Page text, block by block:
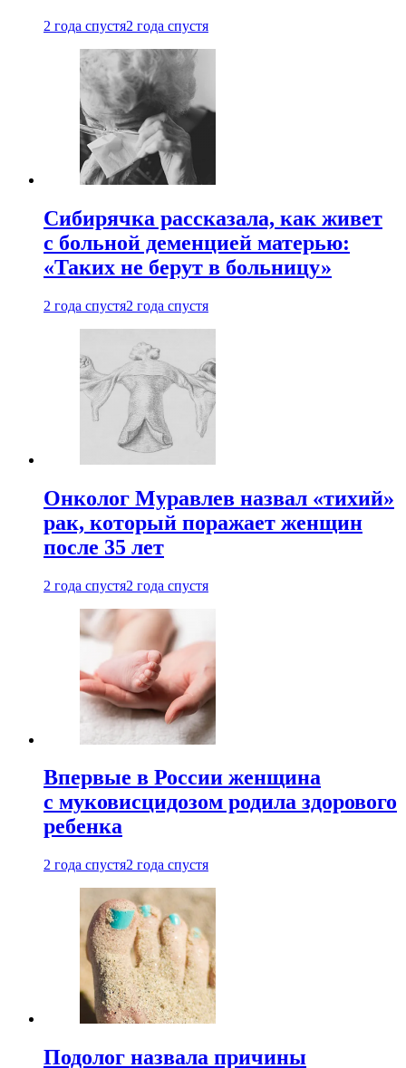
2 года спустя2 года спустя
Сибирячка рассказала, как живет
с больной деменцией матерью:
«Таких не берут в больницу»
2 года спустя2 года спустя
Онколог Муравлев назвал «тихий»
рак, который поражает женщин
после 35 лет
2 года спустя2 года спустя
Впервые в России женщина
с муковисцидозом родила здорового
ребенка
2 года спустя2 года спустя
Подолог назвала причины